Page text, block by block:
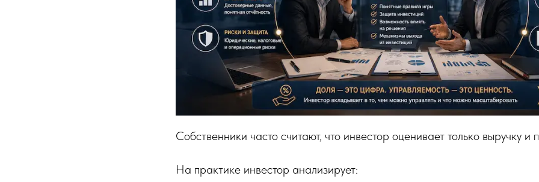
Собственники часто считают, что инвестор оценивает только выручку и
На практике инвестор анализирует: